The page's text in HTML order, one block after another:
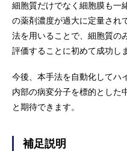
細胞質だけでなく細胞膜も一
の薬剤濃度が過大に定量され
法を用いることで、細胞質の
評価することに初めて成功し
今後、本手法を自動化してハ
内部の病変分子を標的とした
と期待できます。
補足説明